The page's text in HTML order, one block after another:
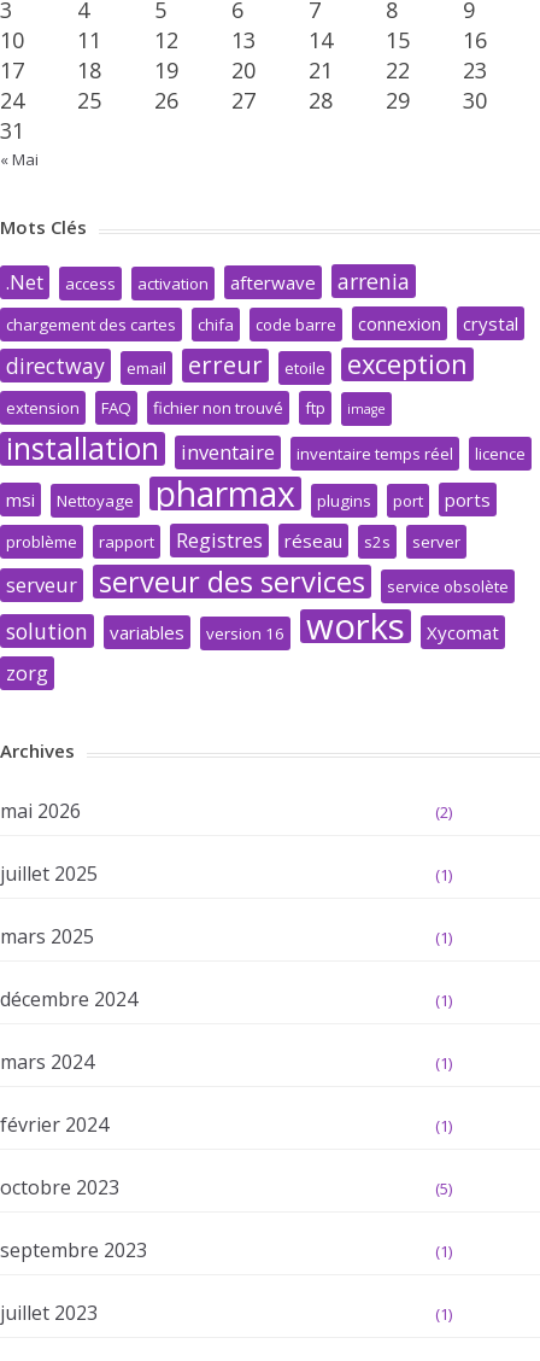
3 4 5 6 7 8
9
10
11 12 13 14 15
16
17
18 19 20 21 22
23
24
25 26 27 28 29
30
31
« Mai
Mots Clés
.Net access activation afterwave arrenia
chargement des cartes chifa code barre connexion crystal
directway email erreur etoile exception
extension FAQ fichier non trouvé ftp image
installation inventaire inventaire temps réel licence
msi Nettoyage pharmax plugins port ports
problème rapport Registres réseau s2s server
serveur serveur des services service obsolète
solution variables version 16 works Xycomat
zorg
Archives
mai 2026 (2)
juillet 2025 (1)
mars 2025 (1)
décembre 2024 (1)
mars 2024 (1)
février 2024 (1)
octobre 2023 (5)
septembre 2023 (1)
juillet 2023 (1)